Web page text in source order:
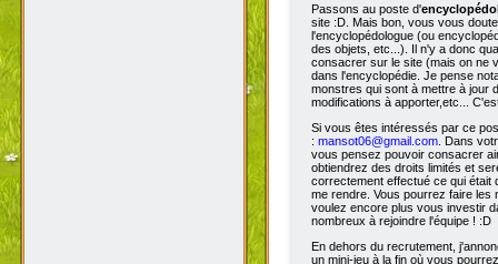
Passons au poste d'
site :D. Mais bon, vous vous
l'encyclopédologue (ou
des objets, etc...). Il n'y a donc
consacrer sur le site (mais on ne
dans l'encyclopédie. Je pense
monstres qui sont à mettre à jour
modifications à apporter,etc...
Si vous êtes intéressés par ce
: mansot06@gmail.com . Dans
vous pensez pouvoir consacrer
obtiendrez des droits limités et
correctement effectué ce qui
me rendre. Vous pourrez faire les
voulez encore plus vous investir
nombreux à rejoindre l'équipe ! :D
En dehors du recrutement,
un mini-jeu à la fin où vous